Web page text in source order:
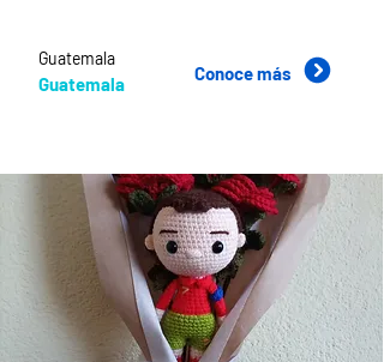
Guatemala
Guatemala Conoce más